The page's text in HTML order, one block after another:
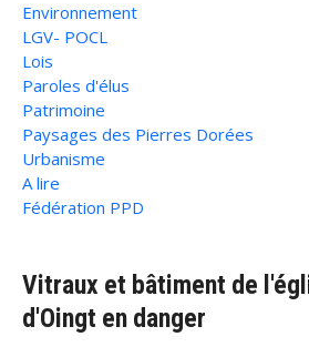
Environnement
LGV- POCL
Lois
Paroles d'élus
Patrimoine
Paysages des Pierres Dorées
Urbanisme
A lire
Fédération PPD
Vitraux et bâtiment de
d'Oingt en danger